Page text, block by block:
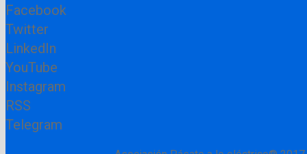
Facebook
Twitter
LinkedIn
YouTube
Instagram
RSS
Telegram